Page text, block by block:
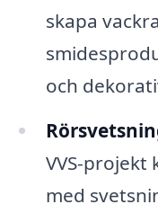
skapa
och
VVS-projekt
med